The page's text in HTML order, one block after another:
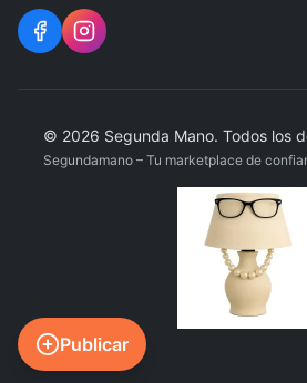
© 2026 Segunda Mano. Todos los
Segundamano – Tu marketplace de
Publicar